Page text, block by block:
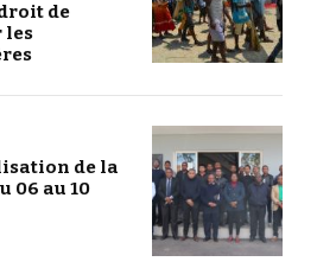
de
les
de la
06 au 10